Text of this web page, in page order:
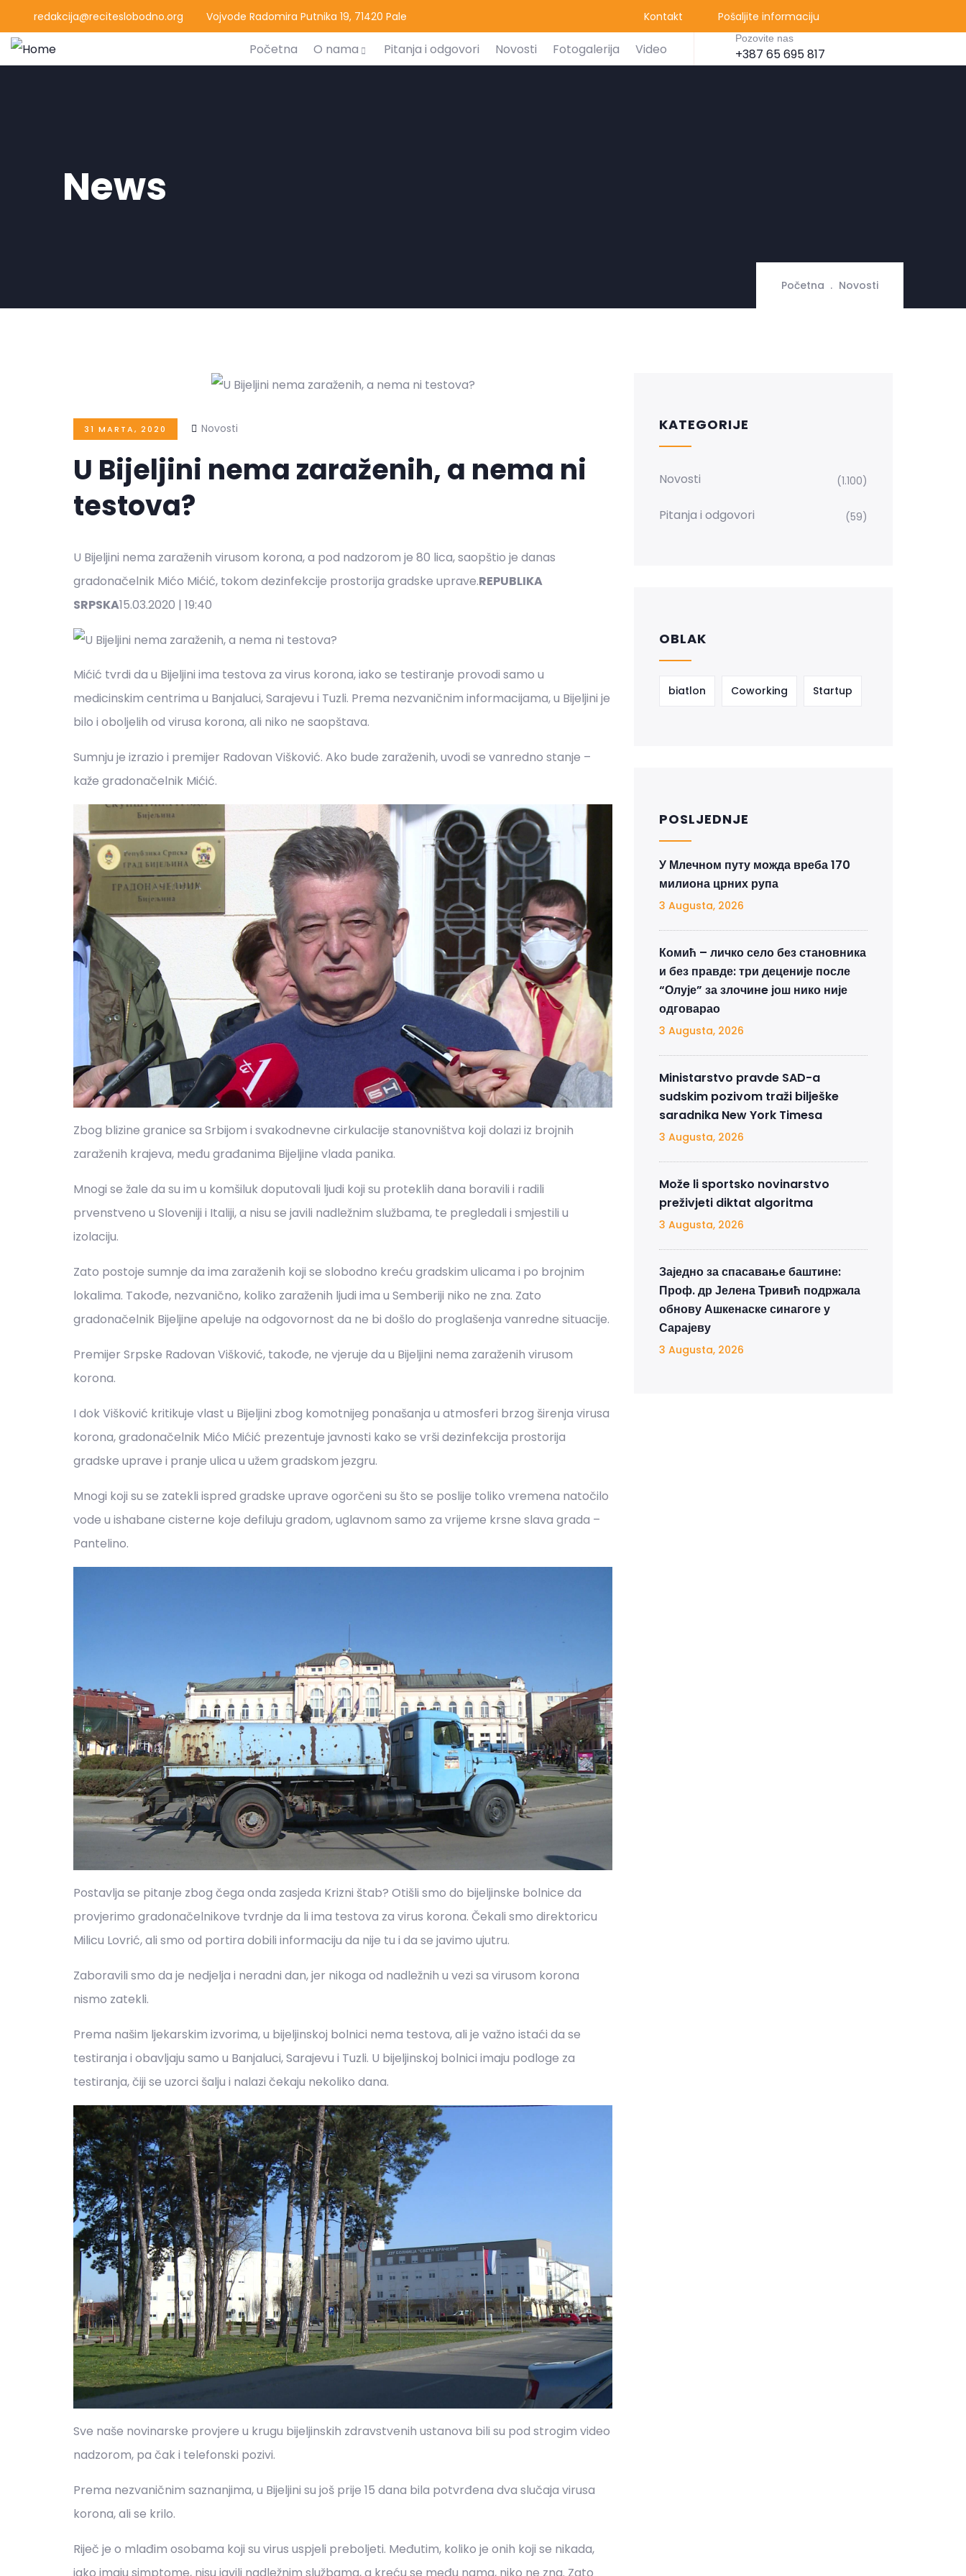
redakcija@reciteslobodno.org Vojvode Radomira Putnika 19, 71420 Pale Pošaljite informaciju
Kontakt
Početna O nama Pitanja i odgovori Novosti Fotogalerija Video
Pozovite nas
+387 65 695 817
News
Početna Novosti
31 MARTA, 2020 Novosti
U Bijeljini nema zaraženih, a nema ni
testova?
U Bijeljini nema zaraženih virusom korona, a pod nadzorom je 80 lica, saopštio je danas
gradonačelnik Mićo Mićić, tokom dezinfekcije prostorija gradske uprave.REPUBLIKA
SRPSKA15.03.2020 | 19:40
Mićić tvrdi da u Bijeljini ima testova za virus korona, iako se testiranje provodi samo u
medicinskim centrima u Banjaluci, Sarajevu i Tuzli. Prema nezvaničnim informacijama, u Bijeljini je
bilo i oboljelih od virusa korona, ali niko ne saopštava.
Sumnju je izrazio i premijer Radovan Višković. Ako bude zaraženih, uvodi se vanredno stanje –
kaže gradonačelnik Mićić.
Zbog blizine granice sa Srbijom i svakodnevne cirkulacije stanovništva koji dolazi iz brojnih
zaraženih krajeva, među građanima Bijeljine vlada panika.
Mnogi se žale da su im u komšiluk doputovali ljudi koji su proteklih dana boravili i radili
prvenstveno u Sloveniji i Italiji, a nisu se javili nadležnim službama, te pregledali i smjestili u
izolaciju.
Zato postoje sumnje da ima zaraženih koji se slobodno kreću gradskim ulicama i po brojnim
lokalima. Takođe, nezvanično, koliko zaraženih ljudi ima u Semberiji niko ne zna. Zato
gradonačelnik Bijeljine apeluje na odgovornost da ne bi došlo do proglašenja vanredne situacije.
Premijer Srpske Radovan Višković, takođe, ne vjeruje da u Bijeljini nema zaraženih virusom
korona.
I dok Višković kritikuje vlast u Bijeljini zbog komotnijeg ponašanja u atmosferi brzog širenja virusa
korona, gradonačelnik Mićo Mićić prezentuje javnosti kako se vrši dezinfekcija prostorija
gradske uprave i pranje ulica u užem gradskom jezgru.
Mnogi koji su se zatekli ispred gradske uprave ogorčeni su što se poslije toliko vremena natočilo
vode u ishabane cisterne koje defiluju gradom, uglavnom samo za vrijeme krsne slava grada –
Pantelino.
Postavlja se pitanje zbog čega onda zasjeda Krizni štab? Otišli smo do bijeljinske bolnice da
provjerimo gradonačelnikove tvrdnje da li ima testova za virus korona. Čekali smo direktoricu
Milicu Lovrić, ali smo od portira dobili informaciju da nije tu i da se javimo ujutru.
Zaboravili smo da je nedjelja i neradni dan, jer nikoga od nadležnih u vezi sa virusom korona
nismo zatekli.
Prema našim ljekarskim izvorima, u bijeljinskoj bolnici nema testova, ali je važno istaći da se
testiranja i obavljaju samo u Banjaluci, Sarajevu i Tuzli. U bijeljinskoj bolnici imaju podloge za
testiranja, čiji se uzorci šalju i nalazi čekaju nekoliko dana.
Sve naše novinarske provjere u krugu bijeljinskih zdravstvenih ustanova bili su pod strogim video
nadzorom, pa čak i telefonski pozivi.
Prema nezvaničnim saznanjima, u Bijeljini su još prije 15 dana bila potvrđena dva slučaja virusa
korona, ali se krilo.
Riječ je o mlađim osobama koji su virus uspjeli preboljeti. Međutim, koliko je onih koji se nikada,
iako imaju simptome, nisu javili nadležnim službama, a kreću se među nama, niko ne zna. Zato
KATEGORIJE
Novosti (1.100)
Pitanja i odgovori (59)
OBLAK
biatlon Coworking Startup
POSLJEDNJE
У Млечном путу можда вреба 170
милиона црних рупа
3 Augusta, 2026
Комић – личко село без становника
и без правде: три деценије после
“Олује” за злочинe још нико није
одговарао
3 Augusta, 2026
Ministarstvo pravde SAD-a
sudskim pozivom traži bilješke
saradnika New York Timesa
3 Augusta, 2026
Može li sportsko novinarstvo
preživjeti diktat algoritma
3 Augusta, 2026
Заједно за спасавање баштине:
Проф. др Јелена Тривић подржала
обнову Ашкенаске синагоге у
Сарајеву
3 Augusta, 2026